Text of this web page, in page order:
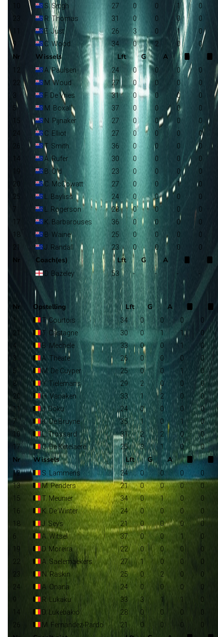
10
S. Singh 27 0 0 1
0
23
R. Thomas 31 0 0 0
0
E. Just 26 3 0 1
0
9
C. Wood 34 0 2 0 0
Nr Wissels Lft G A
12 A. Paulsen 24 0 0 0
0
22
M. Woud 27 0 0 0
0
3
F. De Vries 31 0 0 0
0
5
M. Boxall 37 0 0 0
0
15
N. Pijnaker 27 0 0 0
0
24
C. Elliot 27 0 0 0
0
26
T. Smith 36 0 0 0
0
14
A. Rufer 30 0 0 0
0
19
B. Old 23 0 0 0
0
20
C. McCowatt 27 0 0 1
0
25
L. Bayliss 24 0 0 0
0
7
L. Rogerson 28 0 0 0
0
17
K. Barbarouses 36 0 0 0
0
18
B. Waine 25 0 0 0
0
21
J. Randall 23 0 0 0 0
Nr Coach(es) Lft G A
D. Bazeley 53 - - - -
Selectie
Nr Opstelling Lft G A
1 T. Courtois 34 0 0 0
0
21
T. Castagne 30 0 1 1
0
4
B. Mechele 33 0 0 1
0
3
A. Theate 26 0 0 0
0
5
M. De Cuyper 25 0 0 1
0
8
Y. Tielemans 29 2 0 0
0
20
H. Vanaken 33 1 2 0
0
11
J. Doku 24 0 0 0
0
7
K. De Bruyne 35 1 0 1
0
10
L. Trossard 31 2 2 0
0
17
C. De Ketelaere 25 3 1 0 0
Nr Wissels Lft G A
12 S. Lammens 24 0 0 0
0
13
M. Penders 21 0 0 0
0
15
T. Meunier 34 0 1 0
0
16
K. De Winter 24 0 0 0
0
18
J. Seys 21 0 0 0
0
6
A. Witsel 37 0 0 1
0
19
D. Moreira 22 0 0 0
0
22
A. Saelemaekers 27 1 0 0
0
23
N. Raskin 25 0 2 0
0
24
A. Onana 24 0 0 0
0
9
R. Lukaku 33 3 1 1
0
14
D. Lukebakio 28 0 0 0
0
26
M. Fernandez-Pardo 21 0 0 0 0